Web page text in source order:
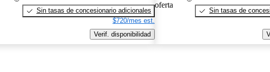
Sin tasas de concesionario adicionales
$720/mes est.
Verif. disponibilidad
oferta
Sin tasas de